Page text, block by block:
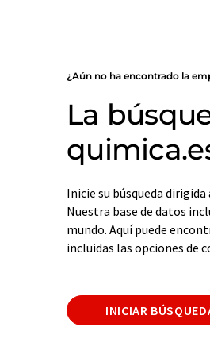
¿Aún no ha encontrado la
La
Inicie su búsqueda
Nuestra base de datos
mundo. Aquí puede
incluidas las opciones de
INICIAR